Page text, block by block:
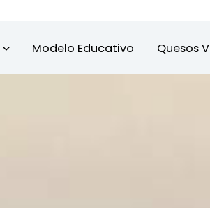
Modelo Educativo Quesos